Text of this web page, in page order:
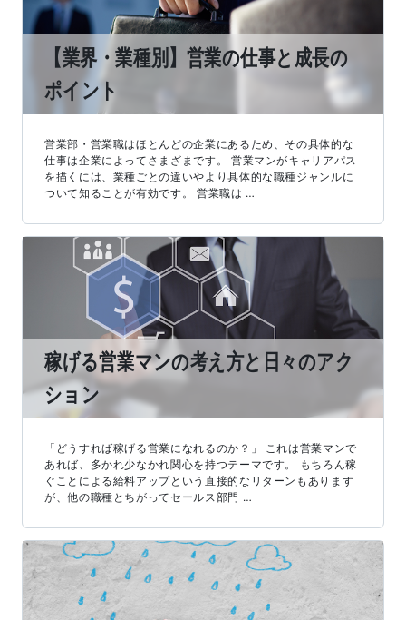
【業界・業種別】営業の仕事と成長の
ポイント
営業部・営業職はほとんどの企業にあるため、その具体的な
仕事は企業によってさまざまです。 営業マンがキャリアパス
を描くには、業種ごとの違いやより具体的な職種ジャンルに
ついて知ることが有効です。 営業職は …
稼げる営業マンの考え方と日々のアク
ション
「どうすれば稼げる営業になれるのか？」 これは営業マンで
あれば、多かれ少なかれ関心を持つテーマです。 もちろん稼
ぐことによる給料アップという直接的なリターンもあります
が、他の職種とちがってセールス部門 …